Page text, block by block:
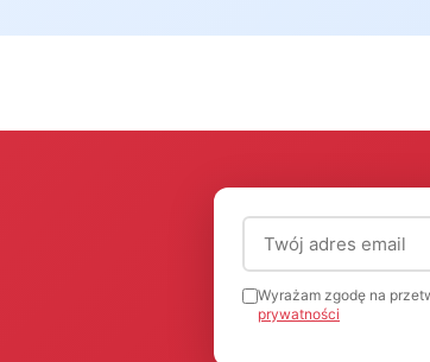
Adres email
Wyrażam zgodę na
prywatności